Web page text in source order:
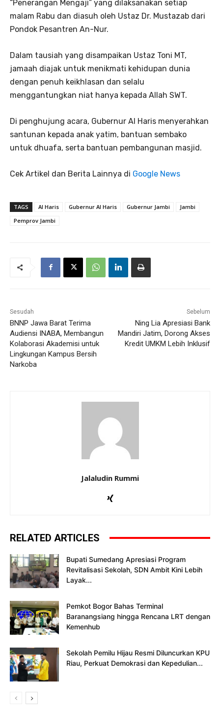
“Penerangan Mengaji” yang dilaksanakan setiap
malam Rabu dan diasuh oleh Ustaz Dr. Mustazab dari
Pondok Pesantren An-Nur.
Dalam tausiah yang disampaikan Ustaz Toni MT,
jamaah diajak untuk menikmati kehidupan dunia
dengan penuh keikhlasan dan selalu
menggantungkan niat hanya kepada Allah SWT.
Di penghujung acara, Gubernur Al Haris menyerahkan
santunan kepada anak yatim, bantuan sembako
untuk dhuafa, serta bantuan pembangunan masjid.
Cek Artikel dan Berita Lainnya di Google News
TAGS Al Haris Gubernur Al Haris Gubernur Jambi
Jambi
Pemprov Jambi
Sesudah
BNNP Jawa Barat Terima
Audiensi INABA, Membangun
Kolaborasi Akademisi untuk
Lingkungan Kampus Bersih
Narkoba
Sebelum
Ning Lia Apresiasi Bank
Mandiri Jatim, Dorong Akses
Kredit UMKM Lebih Inklusif
Jalaludin Rummi
RELATED ARTICLES
Bupati Sumedang Apresiasi Program
Revitalisasi Sekolah, SDN Ambit Kini Lebih
Layak...
Pemkot Bogor Bahas Terminal
Baranangsiang hingga Rencana LRT dengan
Kemenhub
Sekolah Pemilu Hijau Resmi Diluncurkan KPU
Riau, Perkuat Demokrasi dan Kepedulian...